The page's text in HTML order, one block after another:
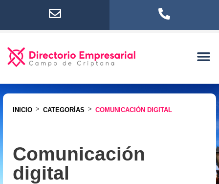
INICIO > CATEGORÍAS > COMUNICACIÓN DIGITAL
Comunicación
digital